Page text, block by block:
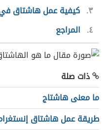
٣ كيفية عمل هاشتاق
٤
المراجع
ذات صلة
ما معنى هاشتاج
طريقة عمل هاشتاق